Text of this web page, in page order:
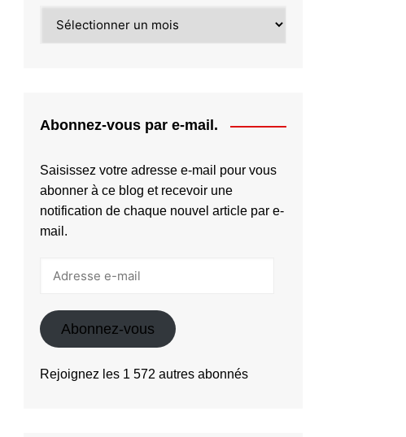
diminuer
Abonnez-vous par e-mail.
Saisissez votre adresse e-mail pour vous
abonner à ce blog et recevoir une
notification de chaque nouvel article par e-
mail.
Abonnez-vous
Rejoignez les 1 572 autres abonnés